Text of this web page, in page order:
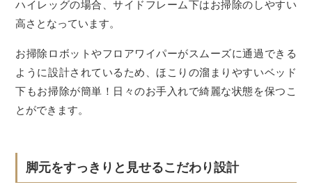
ハイレッグの場合、サイドフレーム下はお掃除のしやすい
高さとなっています。
お掃除ロボットやフロアワイパーがスムーズに通過できる
ように設計されているため、ほこりの溜まりやすいベッド
下もお掃除が簡単！日々のお手入れで綺麗な状態を保つこ
とができます。
脚元をすっきりと見せるこだわり設計